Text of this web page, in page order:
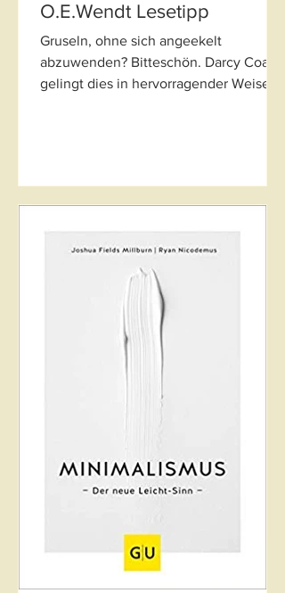
O.E.Wendt Lesetipp
Gruseln, ohne sich angeekelt
abzuwenden? Bitteschön. Darcy Coates
gelingt dies in hervorragender Weise.